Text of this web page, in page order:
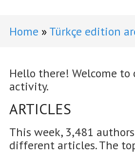
Home Türkçe edition
Hello there! Welcome
activity.
ARTICLES
This week, 3,481
different articles. The